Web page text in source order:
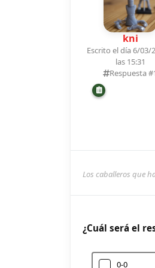
kni
Escrito el día 6/03/
las 15:31
Respuesta #
Los caballeros que
¿Cuál será el
0-0